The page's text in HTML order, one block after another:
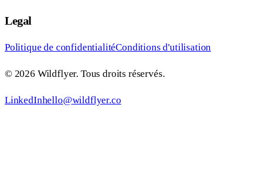
Legal
Politique de confidentialitéConditions d'utilisation
© 2026 Wildflyer. Tous droits réservés.
LinkedInhello@wildflyer.co